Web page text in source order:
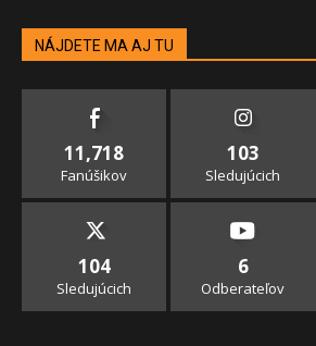
NÁJDETE MA AJ TU
11,718
Fanúšikov
103
Sledujúcich
104
Sledujúcich
6
Odberateľov